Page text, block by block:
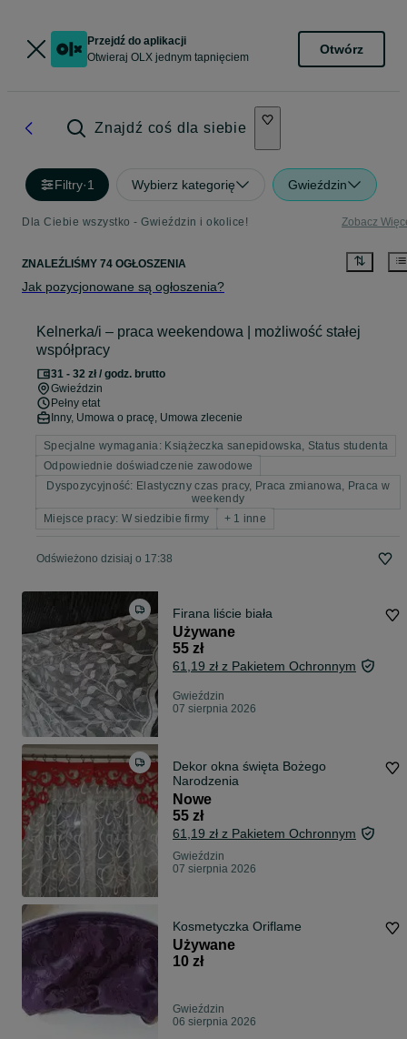
Przejdź do aplikacji
Otwieraj OLX jednym tapnięciem
Otwórz
Znajdź coś dla siebie
Filtry·1 Wybierz kategorię Gwieździn
Dla Ciebie wszystko - Gwieździn i okolice! Zobacz
ZNALEŹLIŚMY 74 OGŁOSZENIA
Jak pozycjonowane są ogłoszenia?
Kelnerka/i – praca weekendowa | możliwość stałej
współpracy
31 - 32 zł / godz. brutto
Gwieździn
Pełny etat
Inny, Umowa o pracę, Umowa zlecenie
Specjalne wymagania: Książeczka sanepidowska, Status studenta
Odpowiednie doświadczenie zawodowe
Dyspozycyjność: Elastyczny czas pracy, Praca zmianowa, Praca w
weekendy
Miejsce pracy: W siedzibie firmy
+ 1 inne
Odświeżono dzisiaj o 17:38
Firana liście biała
Używane
55 zł
61,19 zł z Pakietem Ochronnym
Gwieździn
07 sierpnia 2026
Dekor okna święta Bożego
Narodzenia
Nowe
55 zł
61,19 zł z Pakietem Ochronnym
Gwieździn
07 sierpnia 2026
Kosmetyczka Oriflame
Używane
10 zł
Gwieździn
06 sierpnia 2026